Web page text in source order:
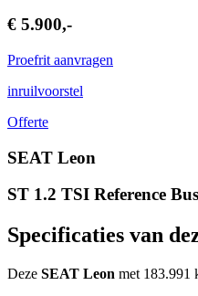
€ 5.900,-
Proefrit aanvragen
inruilvoorstel
Offerte
SEAT Leon
ST 1.2 TSI Reference
Specificaties van
Deze SEAT Leon met 183.991